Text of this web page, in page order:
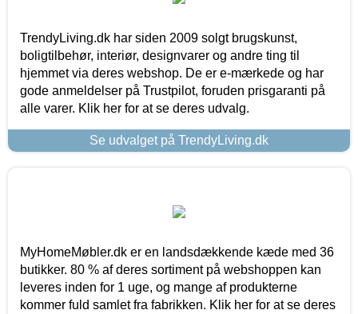
TrendyLiving.dk har siden 2009 solgt brugskunst,
boligtilbehør, interiør, designvarer og andre ting til
hjemmet via deres webshop. De er e-mærkede og har
gode anmeldelser på Trustpilot, foruden prisgaranti på
alle varer. Klik her for at se deres udvalg.
Se udvalget på TrendyLiving.dk
MyHomeMøbler.dk er en landsdækkende kæde med 36
butikker. 80 % af deres sortiment på webshoppen kan
leveres inden for 1 uge, og mange af produkterne
kommer fuld samlet fra fabrikken. Klik her for at se deres